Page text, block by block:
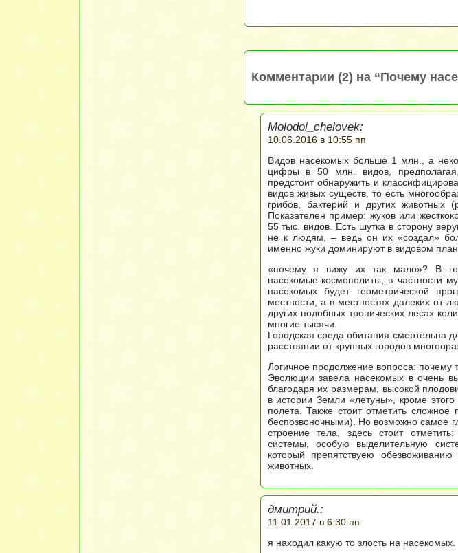
Комментарии (2) на “Почему
Molodoi_chelovek:
10.06.2016 в 10:55 пп
Видов насекомых больше 1 млн., а
цифры в 50 млн. видов,
предстоит обнаружить и
видов живых существ, то есть
грибов, бактерий и других животных
Показателен пример: жуков или
55 тыс. видов. Есть шутка в сторону
не к людям, – ведь он их «создал»
именно жуки доминируют в видовом
«почему я вижу их так мало»? В
насекомые-космополиты, в частности
насекомых будет геометрической
местности, а в местностях далеких от
других подобных тропических лесах
многие тысячи.
Городская среда обитания смертельна
расстоянии от крупных городов
Логичное продолжение вопроса: почему
Эволюции завела насекомых в очень
благодаря их размерам, высокой
в истории Земли «летуны», кроме
полета. Также стоит отметить
беспозвоночными). Но возможно самое
строение тела, здесь стоит
системы, особую выделительную
который препятствуею
животных.
дмитрий.:
11.01.2017 в 6:30 пп
я находил какую то злость на насекомых.